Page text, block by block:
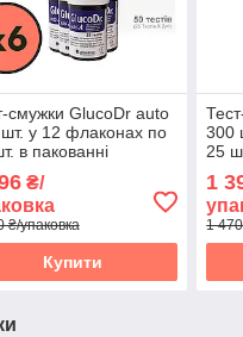
смужки GlucoDr auto
у 12 флаконах по
в пакованні
₴/
₴/упаковка
Купити
300
25
1
1